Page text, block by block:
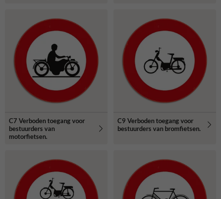
C7 Verboden toegang voor
bestuurders van
motorfietsen.
C9 Verboden toegang voor
bestuurders van bromfietsen.